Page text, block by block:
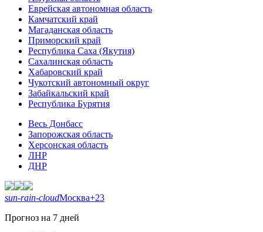
Еврейская автономная область
Камчатский край
Магаданская область
Приморский край
Республика Саха (Якутия)
Сахалинская область
Хабаровский край
Чукотский автономный округ
Забайкальский край
Республика Бурятия
Весь Донбасс
Запорожская область
Херсонская область
ЛНР
ДНР
sun-rain-cloudМосква+23
Прогноз на 7 дней